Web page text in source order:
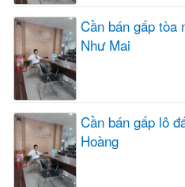
Cần bán gấp tòa
Như Mai
Cần bán gấp lô
Hoàng